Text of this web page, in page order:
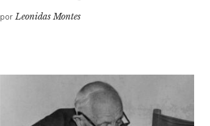
porLeonidas Montes